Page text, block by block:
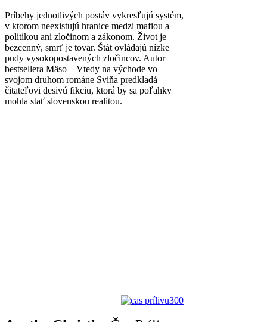
Príbehy jednotlivých postáv vykresľujú systém,
v ktorom neexistujú hranice medzi mafiou a
politikou ani zločinom a zákonom. Život je
bezcenný, smrť je tovar. Štát ovládajú nízke
pudy vysokopostavených zločincov. Autor
bestsellera Mäso – Vtedy na východe vo
svojom druhom románe Sviňa predkladá
čitateľovi desivú fikciu, ktorá by sa poľahky
mohla stať slovenskou realitou.